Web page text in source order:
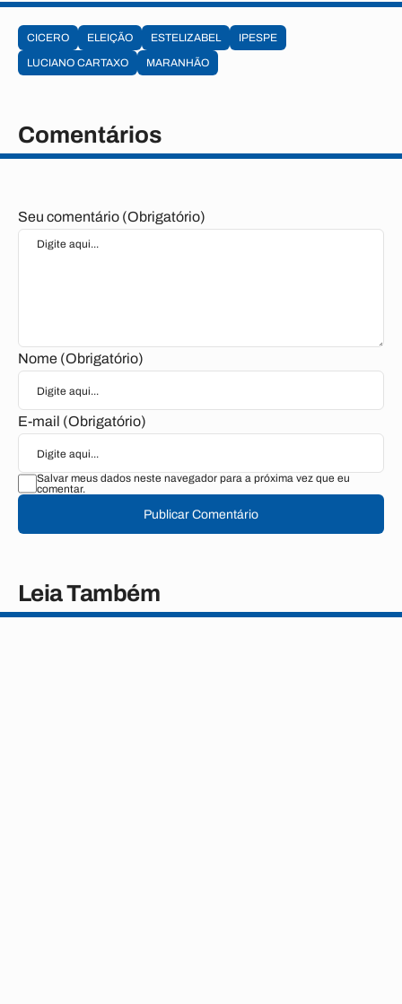
CICERO ELEIÇÃO ESTELIZABEL
IPESPE
LUCIANO CARTAXO
MARANHÃO
Comentários
Seu comentário (Obrigatório)
Nome (Obrigatório)
E-mail (Obrigatório)
Salvar meus dados neste navegador para a próxima vez que eu
comentar.
Publicar Comentário
Leia Também